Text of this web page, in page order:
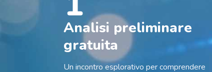
Analisi preliminare
gratuita
Un incontro esplorativo per comprendere